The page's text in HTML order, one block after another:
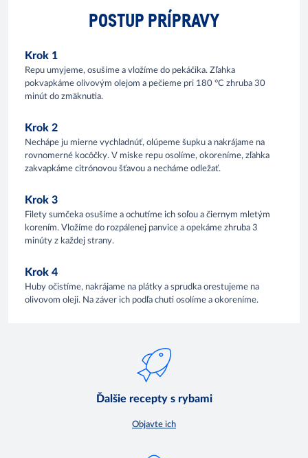
POSTUP PRÍPRAVY
Krok 1
Repu umyjeme, osušíme a vložíme do pekáčika. Zľahka
pokvapkáme olivovým olejom a pečieme pri 180 °C zhruba 30
minút do zmäknutia.
Krok 2
Nechápe ju mierne vychladnúť, olúpeme šupku a nakrájame na
rovnomerné kocôčky. V miske repu osolíme, okoreníme, zľahka
zakvapkáme citrónovou šťavou a necháme odležať.
Krok 3
Filety sumčeka osušíme a ochutíme ich soľou a čiernym mletým
korením. Vložíme do rozpálenej panvice a opekáme zhruba 3
minúty z každej strany.
Krok 4
Huby očistíme, nakrájame na plátky a sprudka orestujeme na
olivovom oleji. Na záver ich podľa chuti osolíme a okoreníme.
Ďalšie recepty s rybami
Objavte ich